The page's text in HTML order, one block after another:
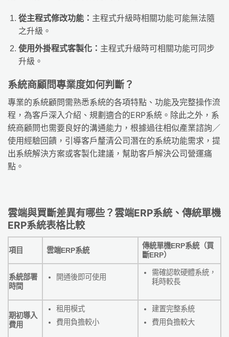
從主程式修改功能： 主程式升級時相關功能可能無法隨
之升級。
使用外掛程式客製化： 主程式升級時可相關功能可同步
升級。
系統商顧問專業度如何判斷？
專業的系統顧問需熟悉系統的各項特點、功能及完整操作流
程，為客戶深入介紹、規劃適合的ERP系統。除此之外，系
統商顧問也需要良好的溝通能力，根據過往相似產業諮詢／
使用經驗回饋，引導客戶釐清公司潛在的系統功能需求，提
出系統解決方案或客製化建議，幫助客戶解決公司營運痛
點。
雲端與買斷差異有哪些？雲端ERP系統、傳統單機
ERP系統表格比較
項目 雲端ERP系統
傳統單機ERP系統（買
斷ERP）
系統部署
時間
開通後即可使用
需確認軟硬體系統，
耗時較長
期初導入
費用
租用模式
費用負擔較小
建置完整系統
費用負擔較大